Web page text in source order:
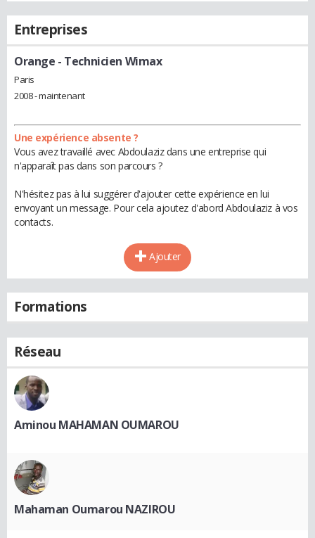
Entreprises
Orange - Technicien Wimax
Paris
2008 - maintenant
Une expérience absente ?
Vous avez travaillé avec Abdoulaziz dans une entreprise qui
n'apparaît pas dans son parcours ?
N'hésitez pas à lui suggérer d'ajouter cette expérience en lui
envoyant un message. Pour cela ajoutez d'abord Abdoulaziz à vos
contacts.
Ajouter
Formations
Réseau
Aminou MAHAMAN OUMAROU
Mahaman Oumarou NAZIROU